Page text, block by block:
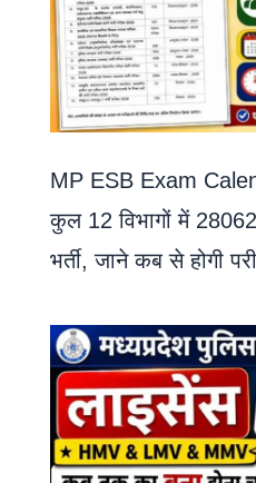
MP ESB Exam
कुल 12 विभागों में
भर्ती, जाने कब से होगी